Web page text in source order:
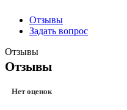
Отзывы
Задать вопрос
Отзывы
Отзывы
Нет оценок